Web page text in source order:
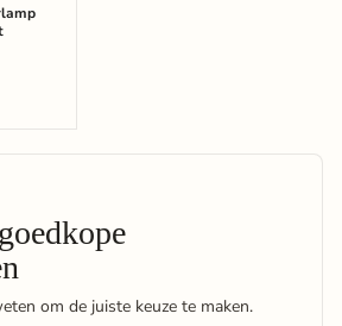
om de juiste keuze te maken.